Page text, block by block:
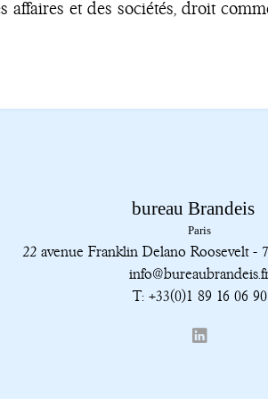
affaires et des sociétés, droit
22 avenue Franklin Delano Roosevelt -
T: +33(0)1 89 16 06 90